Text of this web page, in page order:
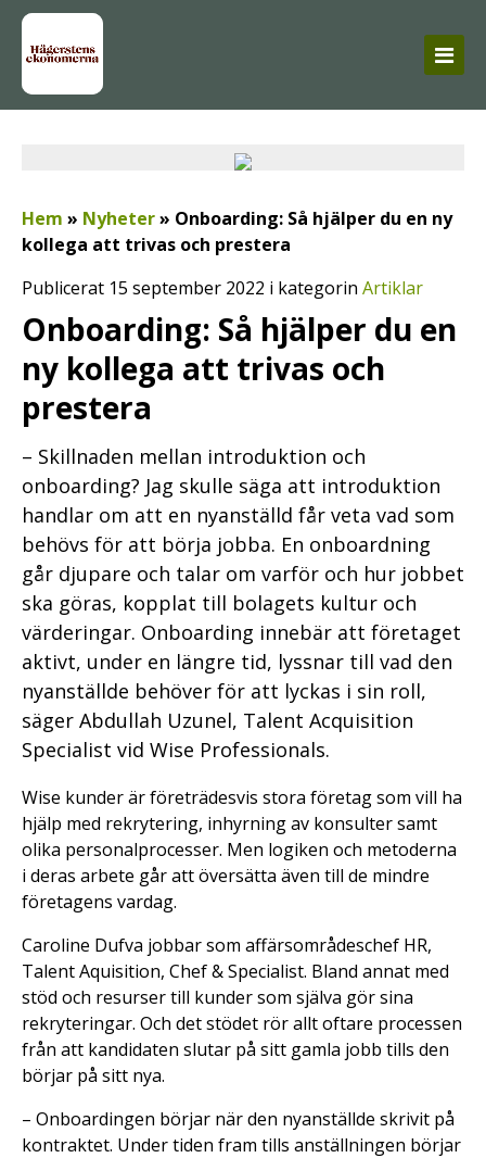
Hem » Nyheter» Onboarding: Så hjälper du en ny
kollega att trivas och prestera
Publicerat 15 september 2022 i kategorin Artiklar
Onboarding: Så hjälper du en
ny kollega att trivas och
prestera
– Skillnaden mellan introduktion och
onboarding? Jag skulle säga att introduktion
handlar om att en nyanställd får veta vad som
behövs för att börja jobba. En onboardning
går djupare och talar om varför och hur jobbet
ska göras, kopplat till bolagets kultur och
värderingar. Onboarding innebär att företaget
aktivt, under en längre tid, lyssnar till vad den
nyanställde behöver för att lyckas i sin roll,
säger Abdullah Uzunel, Talent Acquisition
Specialist vid Wise Professionals.
Wise kunder är företrädesvis stora företag som vill ha
hjälp med rekrytering, inhyrning av konsulter samt
olika personalprocesser. Men logiken och metoderna
i deras arbete går att översätta även till de mindre
företagens vardag.
Caroline Dufva jobbar som affärsområdeschef HR,
Talent Aquisition, Chef & Specialist. Bland annat med
stöd och resurser till kunder som själva gör sina
rekryteringar. Och det stödet rör allt oftare processen
från att kandidaten slutar på sitt gamla jobb tills den
börjar på sitt nya.
– Onboardingen börjar när den nyanställde skrivit på
kontraktet. Under tiden fram tills anställningen börjar